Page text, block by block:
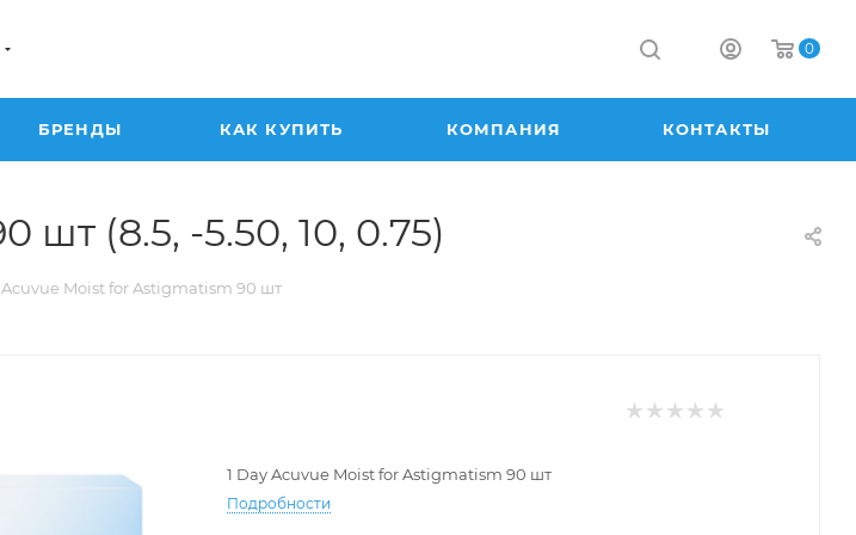
0
БРЕНДЫ КАК КУПИТЬ КОМПАНИЯ КОНТАКТЫ
(8.5, -5.50, 10, 0.75)
Acuvue Moist for Astigmatism 90 шт
1 Day Acuvue Moist for Astigmatism 90 шт
Подробности